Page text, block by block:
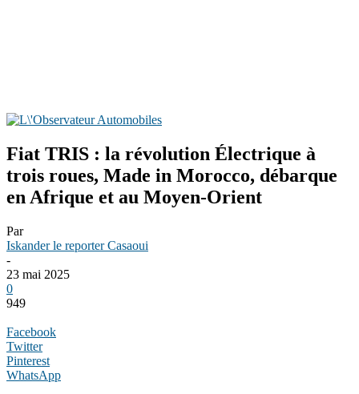
Fiat TRIS : la révolution Électrique à
trois roues, Made in Morocco, débarque
en Afrique et au Moyen-Orient
Par
Iskander le reporter Casaoui
-
23 mai 2025
0
949
Facebook
Twitter
Pinterest
WhatsApp